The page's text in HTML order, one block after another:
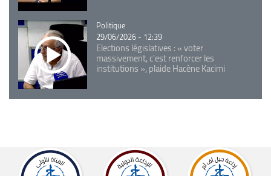
Catégorie
Politique
29/06/2026 - 12:39
Elections législatives : « voter
massivement, c'est renforcer les
institutions », plaide Hacène Kacimi